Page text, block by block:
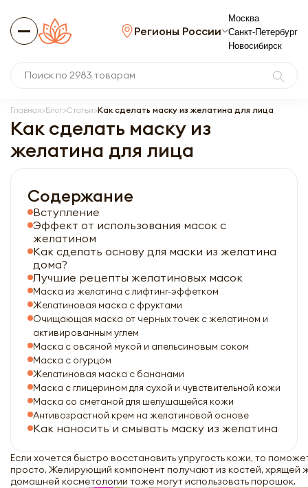
Регионы России
Москва
Санкт-Петербург
Новосибирск
Главная Блог Статьи Как сделать маску из желатина для лица
Как сделать маску из
желатина для лица
Если хочется быстро восстановить упругость кожи, то
просто. Желирующий компонент получают из костей, хрящей
домашней косметологии тоже могут использовать порошок.
Содержание
Вступление
Эффект от использования масок с
желатином
Как сделать основу для маски из желатина
дома?
Лучшие рецепты желатиновых масок
Маска из желатина с лифтинг-эффетком
Желатиновая маска с фруктами
Очищающая маска от черных точек с желатином и
активированным углем
Маска с овсяной мукой и апельсиновым соком
Маска с огурцом
Желатиновая маска с бананами
Маска с глицерином для сухой и чувствительной кожи
Маска со сметаной для шелушащейся кожи
Антивозрастной крем на желатиновой основе
Как наносить и смывать маску из желатина